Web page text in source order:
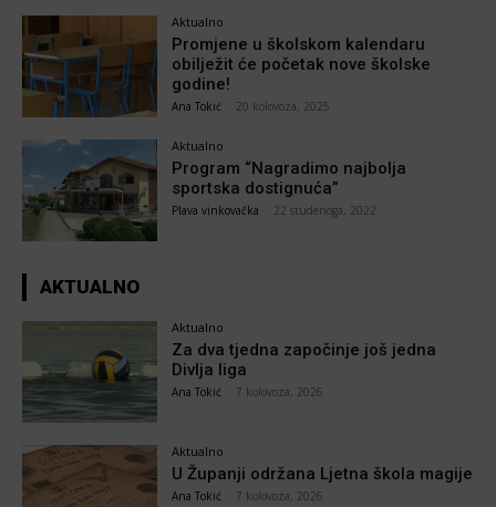
Aktualno
Promjene u školskom kalendaru
obilježit će početak nove školske
godine!
Ana Tokić 20 kolovoza, 2025
Aktualno
Program “Nagradimo najbolja
sportska dostignuća”
Plava vinkovačka 22 studenoga, 2022
AKTUALNO
Aktualno
Za dva tjedna započinje još jedna
Divlja liga
Ana Tokić 7 kolovoza, 2026
Aktualno
U Županji održana Ljetna škola magije
Ana Tokić 7 kolovoza, 2026